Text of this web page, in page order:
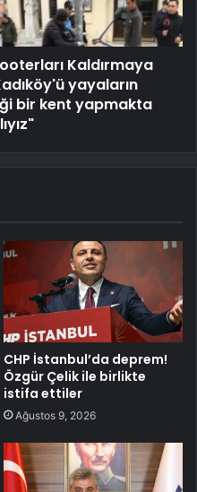
Kaldırmaya
yayaların
bir kent yapmakta
CHP İstanbul’da deprem!
Özgür Çelik ile birlikte
istifa ettiler
Ağustos 9, 2026